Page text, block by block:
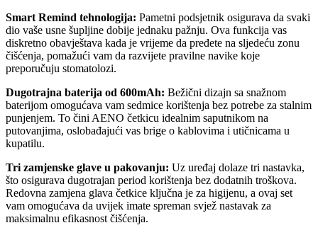
Smart Remind tehnologija: Pametni podsjetnik osigurava da svaki
dio vaše usne šupljine dobije jednaku pažnju. Ova funkcija vas
diskretno obavještava kada je vrijeme da pređete na sljedeću zonu
čišćenja, pomažući vam da razvijete pravilne navike koje
preporučuju stomatolozi.
Dugotrajna baterija od 600mAh: Bežični dizajn sa snažnom
baterijom omogućava vam sedmice korištenja bez potrebe za stalnim
punjenjem. To čini AENO četkicu idealnim saputnikom na
putovanjima, oslobađajući vas brige o kablovima i utičnicama u
kupatilu.
Tri zamjenske glave u pakovanju: Uz uređaj dolaze tri nastavka,
što osigurava dugotrajan period korištenja bez dodatnih troškova.
Redovna zamjena glava četkice ključna je za higijenu, a ovaj set
vam omogućava da uvijek imate spreman svjež nastavak za
maksimalnu efikasnost čišćenja.